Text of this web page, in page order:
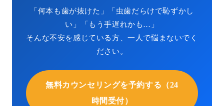
「何本も歯が抜けた」「虫歯だらけで恥ずかし
い」「もう手遅れかも…」
そんな不安を感じている方、一人で悩まないでく
ださい。
無料カウンセリングを予約する（24
時間受付）